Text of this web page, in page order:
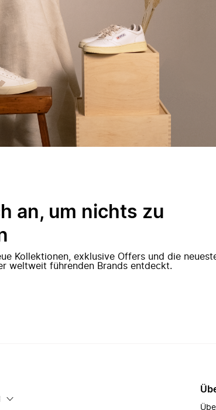
an, um nichts zu
Kollektionen, exklusive Offers und die
weltweit führenden Brands entdeckt.